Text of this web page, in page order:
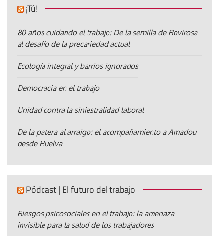
¡Tú!
80 años cuidando el trabajo: De la semilla de Rovirosa
al desafío de la precariedad actual
Ecología integral y barrios ignorados
Democracia en el trabajo
Unidad contra la siniestralidad laboral
De la patera al arraigo: el acompañamiento a Amadou
desde Huelva
Pódcast | El futuro del trabajo
Riesgos psicosociales en el trabajo: la amenaza
invisible para la salud de los trabajadores